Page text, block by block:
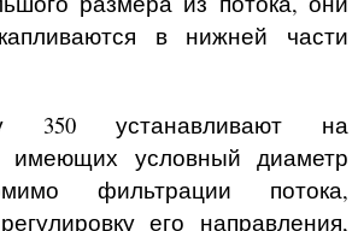
в нижней части
350 устанавливают на
имеющих условный диаметр
фильтрации потока,
его направления,